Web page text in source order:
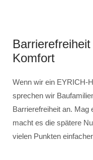
Komfort
Wenn wir ein EYRICH-
sprechen wir
Barrierefreiheit an. Mag
macht es die spätere
vielen Punkten